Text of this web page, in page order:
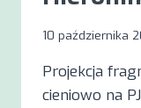
10 października
Projekcja
cieniowo na